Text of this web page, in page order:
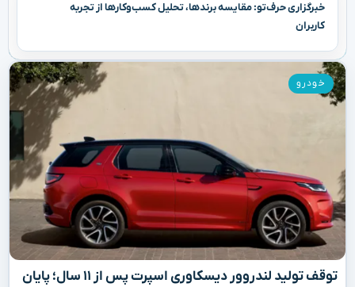
خبرگزاری حرف‌تو: مقایسه برندها، تحلیل کسب‌وکارها از تجربه
کاربران
توقف تولید لندروور دیسکاوری اسپرت پس از ۱۱ سال؛ پایان
خودرو